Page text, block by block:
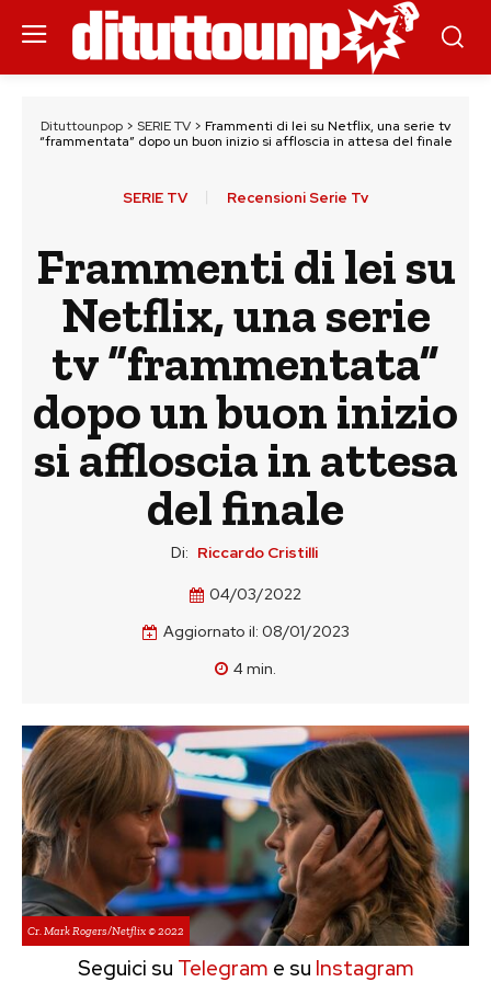
Dituttounpop > SERIE TV > Frammenti di lei su Netflix, una serie tv
“frammentata” dopo un buon inizio si affloscia in attesa del finale
SERIE TV Recensioni Serie Tv
Frammenti di lei su
Netflix, una serie
tv “frammentata”
dopo un buon inizio
si affloscia in attesa
del finale
Di: Riccardo Cristilli
04/03/2022
Aggiornato il: 08/01/2023
4min.
Cr. Mark Rogers/Netflix © 2022
Seguici su Telegram e su Instagram